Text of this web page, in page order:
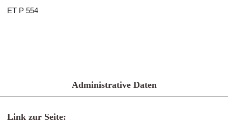
ET P 554
Administrative Daten
Link zur Seite: